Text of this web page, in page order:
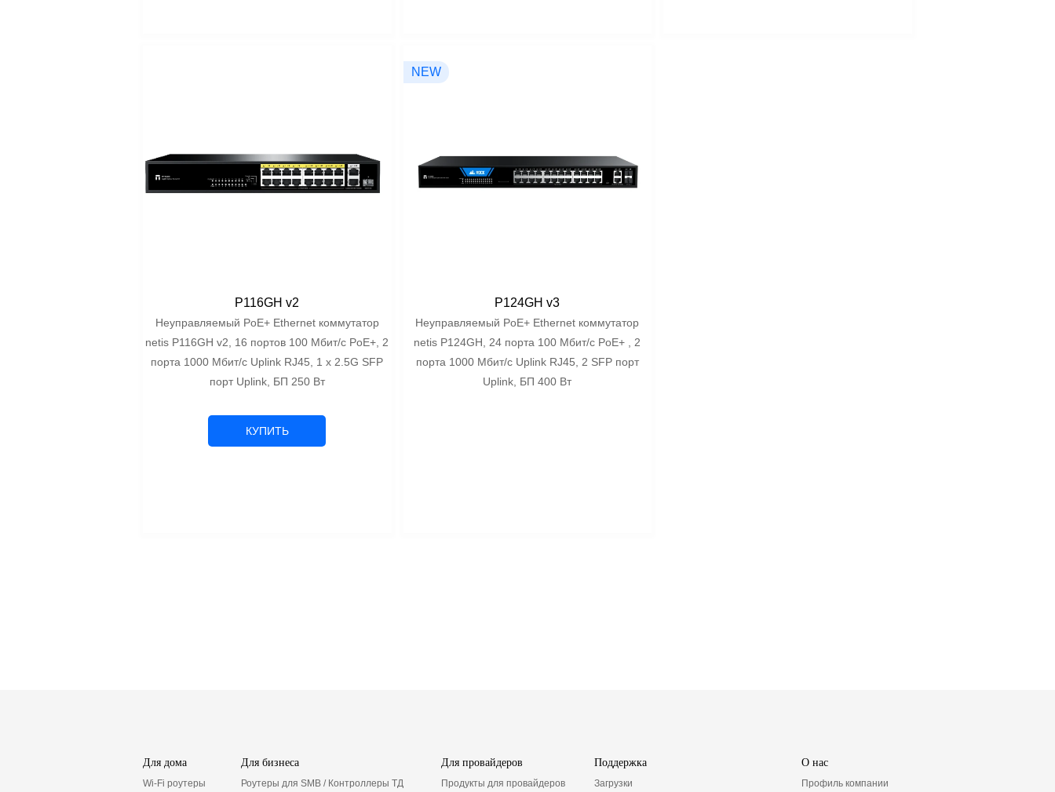
P116GH v2
Неуправляемый PoE+ Ethernet коммутатор
netis P116GH v2, 16 портов 100 Мбит/с PoE+, 2
порта 1000 Мбит/с Uplink RJ45, 1 x 2.5G SFP
порт Uplink, БП 250 Вт
КУПИТЬ
NEW
P124GH v3
Неуправляемый PoE+ Ethernet коммутатор
netis P124GH, 24 порта 100 Мбит/с PoE+ , 2
порта 1000 Мбит/с Uplink RJ45, 2 SFP порт
Uplink, БП 400 Вт
Для дома
Wi-Fi роутеры
Для бизнеса
Роутеры для SMB / Контроллеры ТД
Для провайдеров
Продукты для провайдеров
Поддержка
Загрузки
О нас
Профиль компании